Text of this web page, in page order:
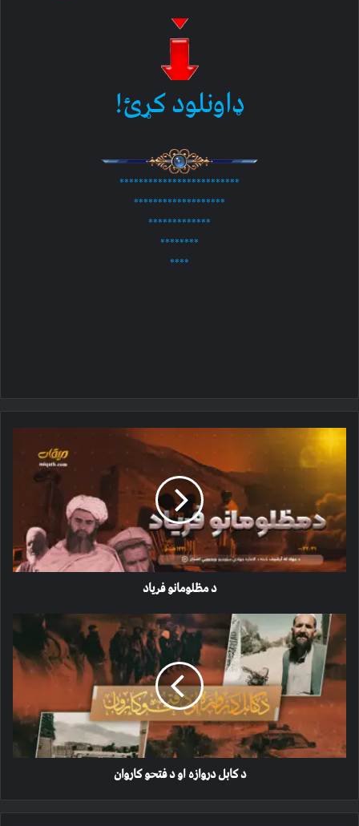
ډاونلود کړئ!
*************************
*******************
*************
********
****
مظلومانو
فریاد
د مظلومانو فریاد
کابل
دروازه
فتحو
د کابل دروازه او د فتحو کاروان